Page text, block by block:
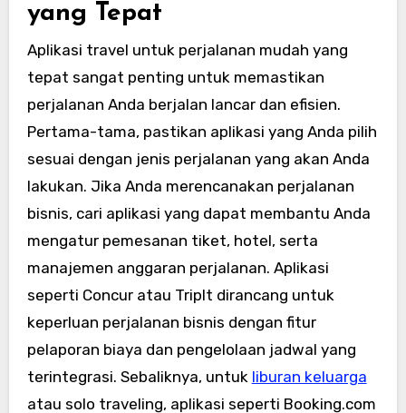
yang Tepat
Aplikasi travel untuk perjalanan mudah yang
tepat sangat penting untuk memastikan
perjalanan Anda berjalan lancar dan efisien.
Pertama-tama, pastikan aplikasi yang Anda pilih
sesuai dengan jenis perjalanan yang akan Anda
lakukan. Jika Anda merencanakan perjalanan
bisnis, cari aplikasi yang dapat membantu Anda
mengatur pemesanan tiket, hotel, serta
manajemen anggaran perjalanan. Aplikasi
seperti Concur atau TripIt dirancang untuk
keperluan perjalanan bisnis dengan fitur
pelaporan biaya dan pengelolaan jadwal yang
terintegrasi. Sebaliknya, untuk liburan keluarga
atau solo traveling, aplikasi seperti Booking.com